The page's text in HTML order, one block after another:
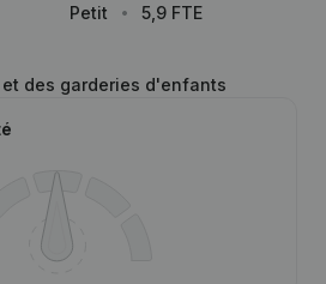
Petit
5,9 FTE
des garderies d'enfants